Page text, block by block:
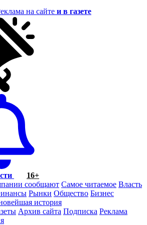
на сайте и в газете
16+
сообщают Самое читаемое Власть
Рынки Общество Бизнес
история
Архив сайта Подписка Реклама